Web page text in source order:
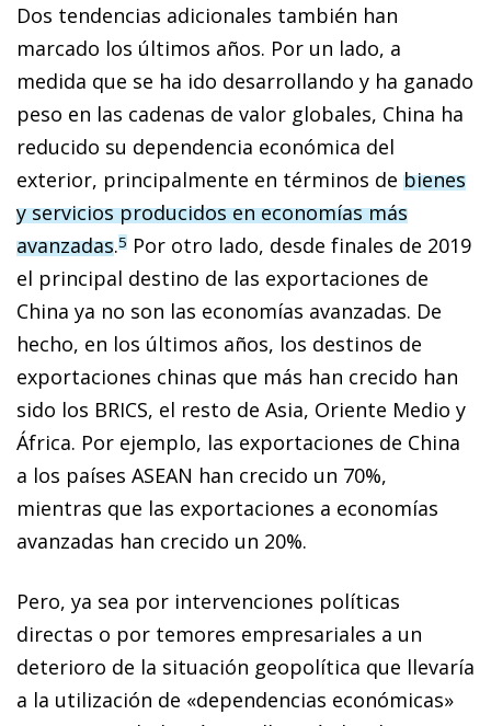
Dos tendencias adicionales también han
marcado los últimos años. Por un lado, a
medida que se ha ido desarrollando y ha ganado
peso en las cadenas de valor globales, China ha
reducido su dependencia económica del
exterior, principalmente en términos de bienes
y servicios producidos en economías más
avanzadas.5 Por otro lado, desde finales de 2019
el principal destino de las exportaciones de
China ya no son las economías avanzadas. De
hecho, en los últimos años, los destinos de
exportaciones chinas que más han crecido han
sido los BRICS, el resto de Asia, Oriente Medio y
África. Por ejemplo, las exportaciones de China
a los países ASEAN han crecido un 70%,
mientras que las exportaciones a economías
avanzadas han crecido un 20%.
Pero, ya sea por intervenciones políticas
directas o por temores empresariales a un
deterioro de la situación geopolítica que llevaría
a la utilización de «dependencias económicas»